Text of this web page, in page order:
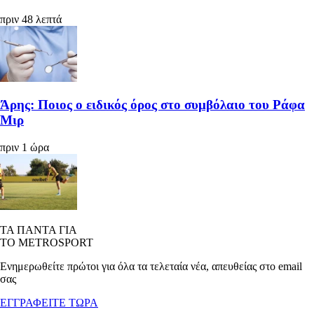
πριν 48 λεπτά
Άρης: Ποιος ο ειδικός όρος στο συμβόλαιο του Ράφα
Μιρ
πριν 1 ώρα
ΤΑ ΠΑΝΤΑ ΓΙΑ
ΤΟ METROSPORT
Ενημερωθείτε πρώτοι για όλα τα τελεταία νέα, απευθείας στο email
σας
ΕΓΓΡΑΦΕΙΤΕ ΤΩΡΑ